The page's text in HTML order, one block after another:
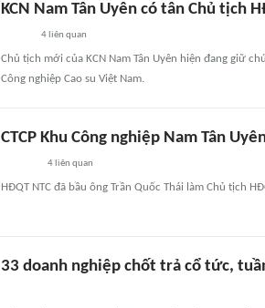
KCN Nam Tân Uyên có tân Chủ tịch
4 liên quan
Chủ tịch mới của KCN Nam Tân Uyên hiện đang giữ
Công nghiệp Cao su Việt Nam.
CTCP Khu Công nghiệp Nam Tân
4liên quan
HĐQT NTC đã bầu ông Trần Quốc Thái làm Chủ tịch
33 doanh nghiệp chốt trả cổ tức,